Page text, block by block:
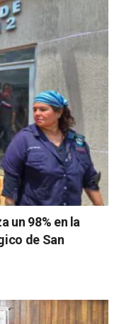
un 98% en la
de San